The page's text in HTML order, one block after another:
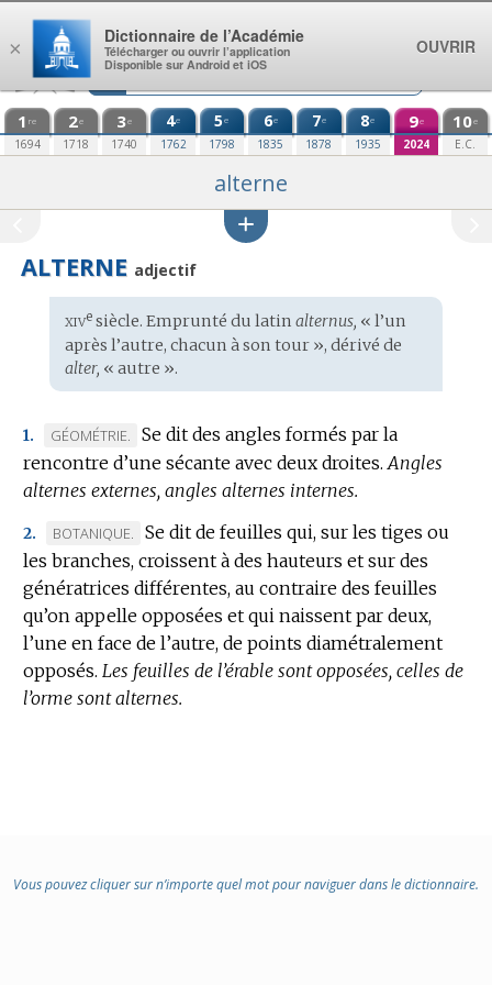
Aller au contenu
1 re
1694
2e
1718
3e
1740
4e
1762
5e
1798
6e
1835
7e
1878
8e
1935
9e
2024
10e
E.C.
alterne
ALTERNE adjectif
Étymologie
:
xivesiècle. Emprunté du latin alternus, « l’un
après l’autre, chacun à son tour », dérivé de
alter, « autre ».
1.
MARQUE
DE
DOMAINE
GÉOMÉTRIE.
Se dit des angles formés par la
rencontre d’une sécante avec deux droites. Angles
alternes externes, angles alternes internes.
2.
MARQUE
DE
DOMAINE
:
BOTANIQUE.
Se dit de feuilles qui, sur les tiges ou
les branches, croissent à des hauteurs et sur des
génératrices différentes, au contraire des feuilles
qu’on appelle opposées et qui naissent par deux,
l’une en face de l’autre, de points diamétralement
opposés. Les feuilles de l’érable sont opposées, celles de
l’orme sont alternes.
Vous pouvez cliquer sur n’importe quel mot pour naviguer dans le dictionnaire.
×
Dictionnaire de l’Académie
Télécharger ou ouvrir l’application
Disponible sur Android et iOS
OUVRIR